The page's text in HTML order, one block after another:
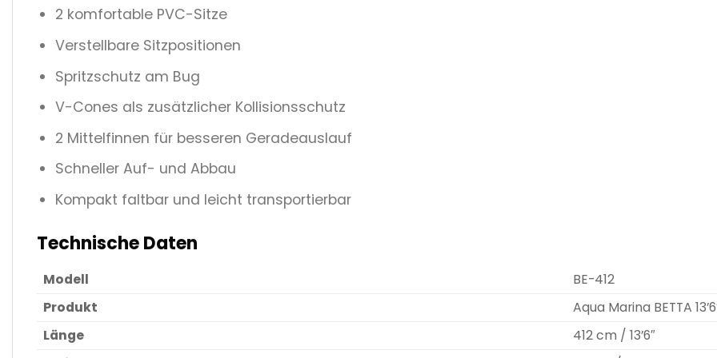
2 komfortable PVC-Sitze
Verstellbare Sitzpositionen
Spritzschutz am Bug
V-Cones als zusätzlicher Kollisionsschutz
2 Mittelfinnen für besseren Geradeauslauf
Schneller Auf- und Abbau
Kompakt faltbar und leicht transportierbar
Technische Daten
Modell
BE-412
Produkt
Aqua Marina BETTA
Länge
412 cm / 13’6″